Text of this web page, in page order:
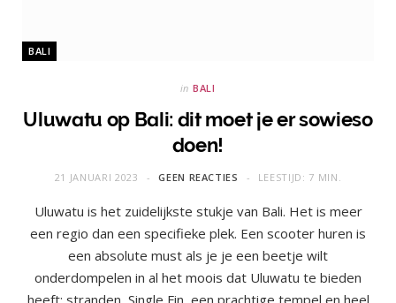
BALI
in BALI
Uluwatu op Bali: dit moet je er sowieso
doen!
21 JANUARI 2023 GEEN REACTIES LEESTIJD: 7 MIN.
Uluwatu is het zuidelijkste stukje van Bali. Het is meer
een regio dan een specifieke plek. Een scooter huren is
een absolute must als je je een beetje wilt
onderdompelen in al het moois dat Uluwatu te bieden
heeft: stranden, Single Fin, een prachtige tempel en heel